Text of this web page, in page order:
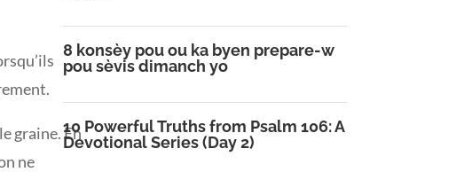
graine. En
ne
8 konsèy pou ou ka byen prepare-w
pou sèvis dimanch yo
10 Powerful Truths from Psalm 106: A
Devotional Series (Day 2)